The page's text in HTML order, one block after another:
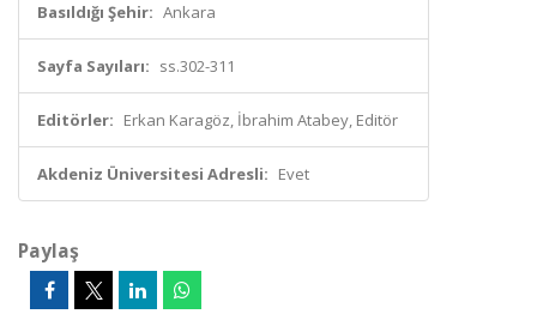
Basıldığı Şehir: Ankara
Sayfa Sayıları: ss.302-311
Editörler: Erkan Karagöz, İbrahim Atabey, Editör
Akdeniz Üniversitesi Adresli: Evet
Paylaş